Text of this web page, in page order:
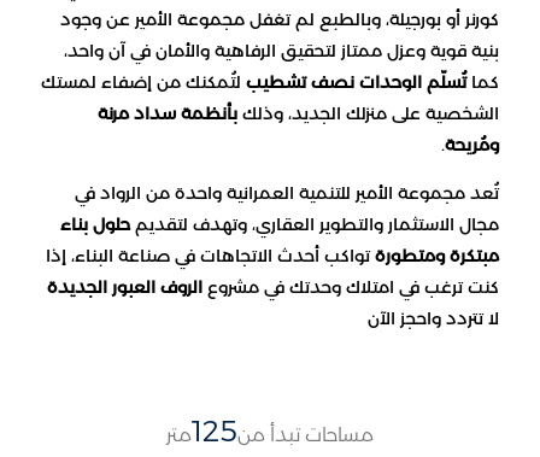
كورنر أو بورجيلة، وبالطبع لم تغفل مجموعة الأمير عن وجود
بنية قوية وعزل ممتاز لتحقيق الرفاهية والأمان في آن واحد،
كما تُسلّم الوحدات نصف تشطيبلتُمكنك من إضفاء لمستك
الشخصية على منزلك الجديد، وذلكبأنظمة سداد مرنة
ومُريحة.
تُعد مجموعة الأمير للتنمية العمرانية واحدة من الرواد في
مجال الاستثمار والتطوير العقاري، وتهدف لتقديمحلول بناء
مبتكرة ومتطورةتواكب أحدث الاتجاهات في صناعة البناء، إذا
كنت ترغب في امتلاك وحدتك في مشروع الروف العبور الجديدة
لا تتردد واحجز الآن
مساحات تبدأ من125متر